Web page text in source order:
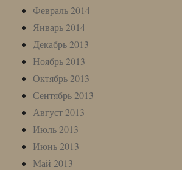
Февраль 2014
Январь 2014
Декабрь 2013
Ноябрь 2013
Октябрь 2013
Сентябрь 2013
Август 2013
Июль 2013
Июнь 2013
Май 2013